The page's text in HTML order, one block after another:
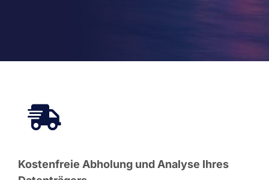
Kostenfreie Abholung und Analyse Ihres